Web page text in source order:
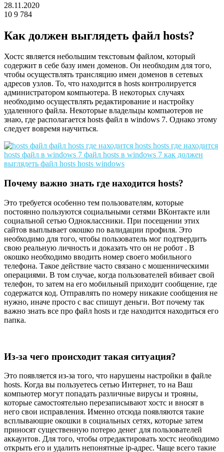
28.11.2020
10 9 784
Как должен выглядеть файл hosts?
Хостс является небольшим текстовым файлом, который
содержит в себе базу имен доменов. Он необходим для того,
чтобы осуществлять трансляцию имен доменов в сетевых
адресов узлов. То, что находится в hosts контролируется
администратором компьютера. В некоторых случаях
необходимо осуществлять редактирование и настройку
удаленного файла. Некоторые владельцы компьютеров не
знаю, где располагается hosts файл в windows 7. Однако этому
следует вовремя научиться.
Почему важно знать где находится hosts?
Это требуется особенно тем пользователям, которые
постоянно пользуются социальными сетями ВКонтакте или
социальной сетью Одноклассники. При посещении этих
сайтов выплывает окошко по валидации профиля. Это
необходимо для того, чтобы пользователь мог подтвердить
свою реальную личность и доказать что он не робот . В
окошко необходимо вводить номер своего мобильного
телефона. Такое действие часто связано с мошенническими
операциями. В том случае, когда пользователей вбивает свой
телефон, то затем на его мобильный приходит сообщение, где
содержатся код. Отправлять по номеру никакие сообщения не
нужно, иначе просто с вас спишут деньги. Вот почему так
важно знать все про файл hosts и где находится находиться его
папка.
Из-за чего происходит такая ситуация?
Это появляется из-за того, что нарушены настройки в файле
hosts. Когда вы пользуетесь сетью Интернет, то на Ваш
компьютер могут попадать различные вирусы и трояны,
которые самостоятельно перезаписывают хостс и вносят в
него свои исправления. Именно отсюда появляются такие
всплывающие окошки в социальных сетях, которые затем
приносят существенную потерю денег для пользователей
аккаунтов. Для того, чтобы отредактировать хостс необходимо
открыть его и удалить непонятные ip-адрес. Чаще всего такие